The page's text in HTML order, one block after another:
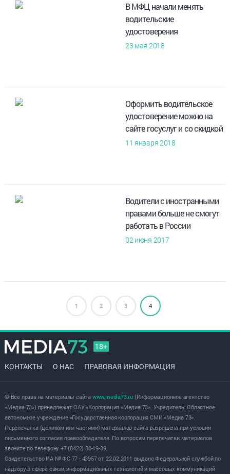
В МФЦ начали менять
водительские
удостоверения
23 мая 2018
Оформить водительское
удостоверение можно на
сайте госуслуг и со скидкой
11 января 2018
Водители с иностранными
правами больше не смогут
работать в России
02 июня 2017
1 2 3 4
18+
КОНТАКТЫ О НАС ПРАВОВАЯ ИНФОРМАЦИЯ
© Все права на материалы сайта www.media73.ru(Информационное агентство
«Медиа 73») принадлежат ОАУ «Корпорация «Медиа 73». Учредитель: Областное
автономное учреждение «Государственная корпорация СМИ «Медиа 73».
Перепечатка (целиком или частями) материалов сайта разрешена при условии
письменного согласия правообладателя. По вопросам перепечатки материалов
звоните по телефону +7 (8422) 30-19-39.
Свидетельство ИА № ФС 77 - 43957 от 22.02.2011 выдано Федеральной службой по
надзору в сфере связи, информационных технологий и массовых коммуникаций